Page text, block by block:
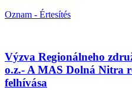
Oznam - Értesítés
Výzva Regionálneho
o.z.- A MAS Dolná Nitra
felhívása